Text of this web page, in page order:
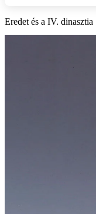
Eredet és a IV. dinasztia